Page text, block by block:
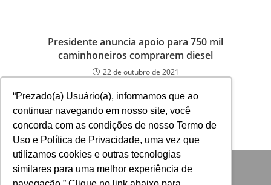
“Prezado(a) Usuário(a), informamos que ao
continuar navegando em nosso site, você
concorda com as condições de nosso Termo de
Uso e Política de Privacidade, uma vez que
utilizamos cookies e outras tecnologias
similares para uma melhor experiência de
Presidente anuncia apoio para 750 mil
caminhoneiros comprarem diesel
22 de outubro de 2021